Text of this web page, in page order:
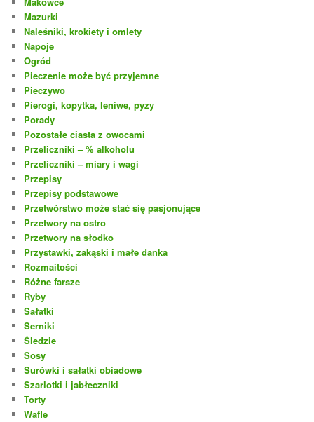
Mazurki
Naleśniki, krokiety i omlety
Napoje
Ogród
Pieczenie może być przyjemne
Pieczywo
Pierogi, kopytka, leniwe, pyzy
Porady
Pozostałe ciasta z owocami
Przeliczniki – % alkoholu
Przeliczniki – miary i wagi
Przepisy
Przepisy podstawowe
Przetwórstwo może stać się pasjonujące
Przetwory na ostro
Przetwory na słodko
Przystawki, zakąski i małe danka
Rozmaitości
Różne farsze
Ryby
Sałatki
Serniki
Śledzie
Sosy
Surówki i sałatki obiadowe
Szarlotki i jabłeczniki
Torty
Wafle